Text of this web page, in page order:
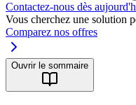
Contactez-nous dès
Vous cherchez une solution
Comparez nos offres
Ouvrir le sommaire